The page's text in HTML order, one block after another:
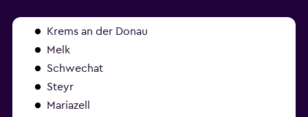
Krems an der Donau
Melk
Schwechat
Steyr
Mariazell